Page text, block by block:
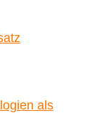
als